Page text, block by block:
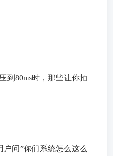
到80ms时，那些让你拍
问”你们系统怎么这么